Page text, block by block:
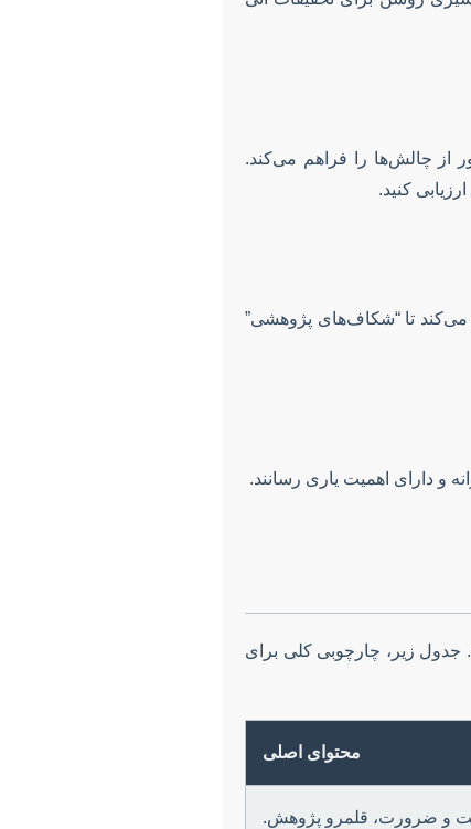
از چالش‌ها را فراهم می‌کند.
کنید.
می‌کند تا “شکاف‌های پژوهشی”
و دارای اهمیت یاری رسانند.
جدول زیر، چارچوبی کلی برای
محتوای اصلی
و ضرورت، قلمرو پژوهش.